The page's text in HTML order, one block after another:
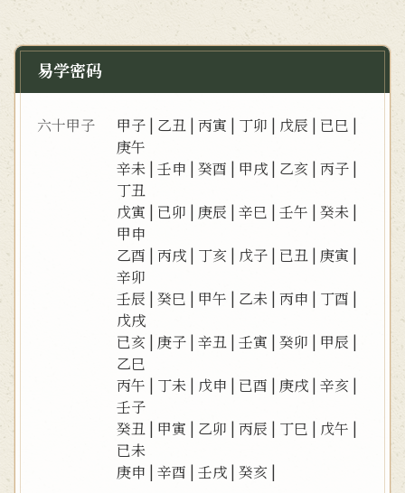
易学密码
六十甲子 甲子 | 乙丑 |丙寅 | 丁卯 | 戊辰 | 已巳 |
庚午
辛未 |壬申 |癸酉 | 甲戌 | 乙亥 |丙子 |
丁丑
戊寅 | 已卯 | 庚辰 |辛巳 |壬午 |癸未 |
甲申
乙酉 |丙戌 | 丁亥 | 戊子 | 已丑 | 庚寅 |
辛卯
壬辰 |癸巳 | 甲午 | 乙未 |丙申 | 丁酉 |
戊戌
已亥 | 庚子 |辛丑 |壬寅 |癸卯 | 甲辰 |
乙巳
丙午 | 丁未 | 戊申 | 已酉 | 庚戌 |辛亥 |
壬子
癸丑 | 甲寅 | 乙卯 |丙辰 | 丁巳 | 戊午 |
已未
庚申 |辛酉 |壬戌 |癸亥 |